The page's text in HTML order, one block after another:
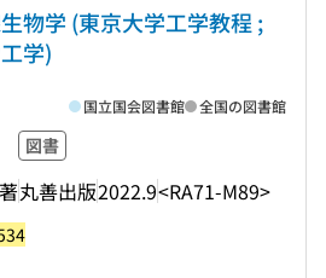
物学 (東京大学工学教程 ;
学)
図書
丸善出版2022.9<RA71-M89>
国立国会図書館 全国の図書館